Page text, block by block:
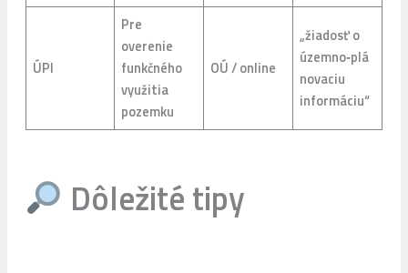
ÚPI
Pre
overenie
funkčného
využitia
pozemku
OÚ / online
„žiadosť o
územno‑plá
novaciu
informáciu“
Dôležité tipy